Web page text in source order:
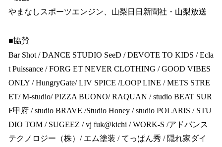
やまなしスポーツエンジン、山梨日日新聞社・山梨放送
■協賛
Bar Shot / DANCE STUDIO SeeD / DEVOTE TO KIDS / Ecla
t Puissance / FORG ET NEVER CLOTHING / GOOD VIBES
ONLY / HungryGate/ LIV SPICE /LOOP LINE / METS STRE
ET/ M-studio/ PIZZA BUONO/ RAQUAN / studio BEAT SUR
F甲府 / studio BRAVE /Studio Honey / studio POLARIS / STU
DIO TOM / SUGEEZ / vj fuk@kichi / WORK-S /アドバンス
テクノロジー（株）/ エム塗装 / てっぱん秀 / 隠れ家ダイ